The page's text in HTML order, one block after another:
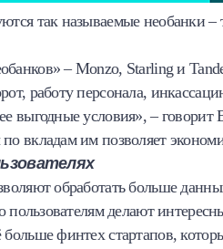
так называемые необанки
– Monzo, Starling и
работу персонала,
выгодные условия», –
вкладам им позволяет
обработать больше
пользователям делают
финтех стартапов,